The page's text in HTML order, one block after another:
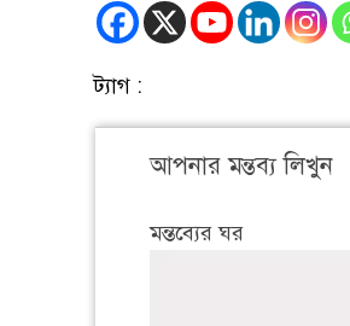
ট্যাগ :
আপনার মন্তব্য লিখুন
মন্তব্যের ঘর